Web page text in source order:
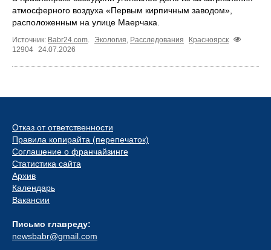
атмосферного воздуха «Первым кирпичным заводом»,
расположенным на улице Маерчака.
Источник: Babr24.com. Экология, Расследования
Красноярск
12904 24.07.2026
Отказ от ответственности
Правила копирайта (перепечаток)
Соглашение о франчайзинге
Статистика сайта
Архив
Календарь
Вакансии
Письмо главреду:
newsbabr@gmail.com